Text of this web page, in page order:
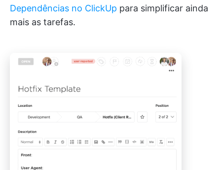
Dependências no ClickUp para simplificar ainda
mais as tarefas.